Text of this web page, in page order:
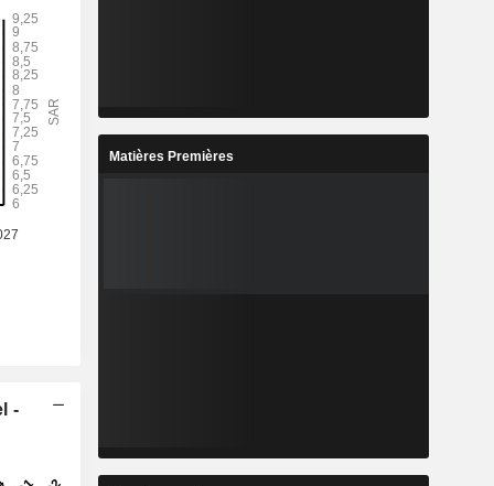
-
Matières Premières